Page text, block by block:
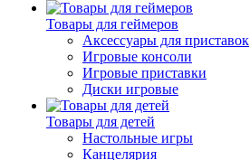
Товары для геймеров
Аксессуары для приставок
Игровые консоли
Игровые приставки
Диски игровые
Товары для детей
Настольные игры
Канцелярия